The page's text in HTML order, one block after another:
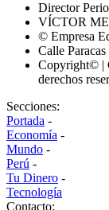
Director
VÍCTOR
© Empresa
Calle
Copyright© |
derechos
Secciones:
Portada -
Economía -
Mundo -
Perú -
Tu Dinero -
Tecnología
Contacto: